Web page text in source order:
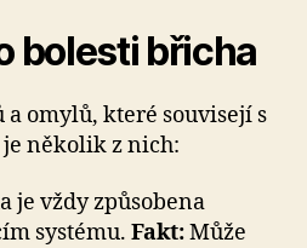
bolesti břicha
omylů, které souvisejí s
několik z nich:
je vždy způsobena
systému. Fakt:Může